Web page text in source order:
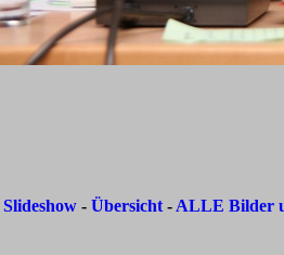
- Übersicht - ALLE Bilder